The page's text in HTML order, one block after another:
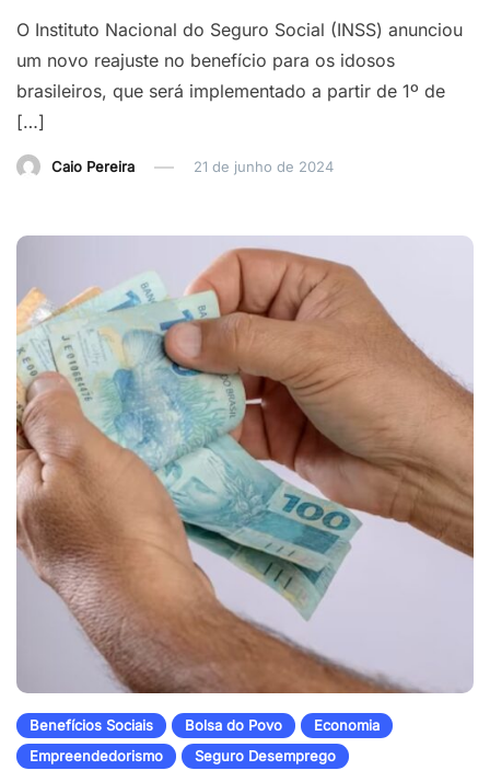
O Instituto Nacional do Seguro Social (INSS) anunciou
um novo reajuste no benefício para os idosos
brasileiros, que será implementado a partir de 1º de
[…]
Caio Pereira 21 de junho de 2024
Benefícios Sociais Bolsa do Povo
Economia
Empreendedorismo
Seguro Desemprego